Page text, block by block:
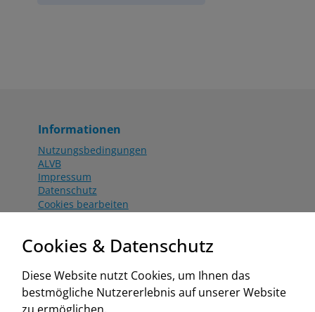
Informationen
Nutzungsbedingungen
ALVB
Impressum
Datenschutz
Cookies bearbeiten
Aktionsbedingungen
www.worahnik.at
Zentrale Köttlach
Cookies & Datenschutz
Diese Website nutzt Cookies, um Ihnen das
bestmögliche Nutzererlebnis auf unserer Website